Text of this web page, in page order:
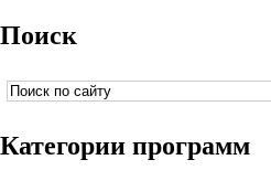
Поиск
Категории программ